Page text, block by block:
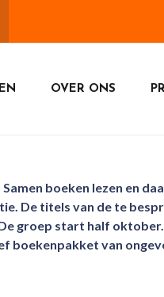
OVER ONS
boeken lezen en
De titels van de te
groep start half
boekenpakket van